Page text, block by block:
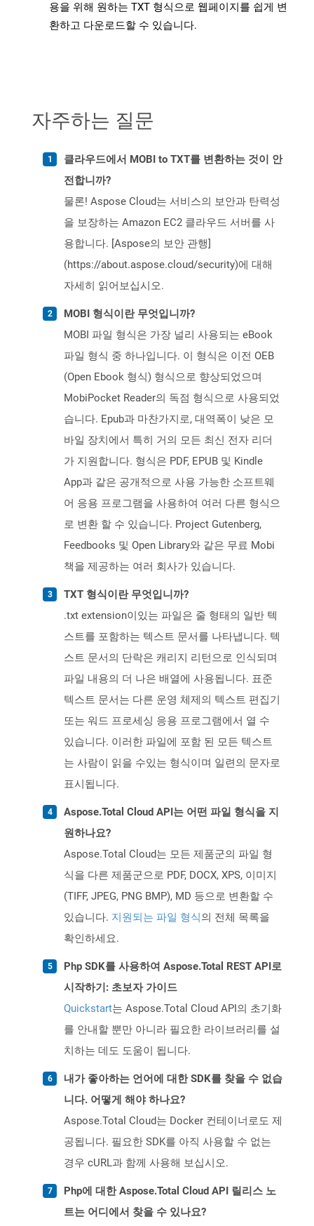
용을 위해 원하는 TXT 형식으로 웹페이지를 쉽게 변
환하고 다운로드할 수 있습니다.
자주하는 질문
클라우드에서 MOBI to TXT를 변환하는 것이 안
전합니까?
물론! Aspose Cloud는 서비스의 보안과 탄력성
을 보장하는 Amazon EC2 클라우드 서버를 사
용합니다. [Aspose의 보안 관행]
(https://about.aspose.cloud/security)에 대해
자세히 읽어보십시오.
MOBI 형식이란 무엇입니까?
MOBI 파일 형식은 가장 널리 사용되는 eBook
파일 형식 중 하나입니다. 이 형식은 이전 OEB
(Open Ebook 형식) 형식으로 향상되었으며
MobiPocket Reader의 독점 형식으로 사용되었
습니다. Epub과 마찬가지로, 대역폭이 낮은 모
바일 장치에서 특히 거의 모든 최신 전자 리더
가 지원합니다. 형식은 PDF, EPUB 및 Kindle
App과 같은 공개적으로 사용 가능한 소프트웨
어 응용 프로그램을 사용하여 여러 다른 형식으
로 변환 할 수 있습니다. Project Gutenberg,
Feedbooks 및 Open Library와 같은 무료 Mobi
책을 제공하는 여러 회사가 있습니다.
TXT 형식이란 무엇입니까?
.txt extension이있는 파일은 줄 형태의 일반 텍
스트를 포함하는 텍스트 문서를 나타냅니다. 텍
스트 문서의 단락은 캐리지 리턴으로 인식되며
파일 내용의 더 나은 배열에 사용됩니다. 표준
텍스트 문서는 다른 운영 체제의 텍스트 편집기
또는 워드 프로세싱 응용 프로그램에서 열 수
있습니다. 이러한 파일에 포함 된 모든 텍스트
는 사람이 읽을 수있는 형식이며 일련의 문자로
표시됩니다.
Aspose.Total Cloud API는 어떤 파일 형식을 지
원하나요?
Aspose.Total Cloud는 모든 제품군의 파일 형
식을 다른 제품군으로 PDF, DOCX, XPS, 이미지
(TIFF, JPEG, PNG BMP), MD 등으로 변환할 수
있습니다. 지원되는 파일 형식의 전체 목록을
확인하세요.
Php SDK를 사용하여 Aspose.Total REST API로
시작하기: 초보자 가이드
Quickstart는 Aspose.Total Cloud API의 초기화
를 안내할 뿐만 아니라 필요한 라이브러리를 설
치하는 데도 도움이 됩니다.
내가 좋아하는 언어에 대한 SDK를 찾을 수 없습
니다. 어떻게 해야 하나요?
Aspose.Total Cloud는 Docker 컨테이너로도 제
공됩니다. 필요한 SDK를 아직 사용할 수 없는
경우 cURL과 함께 사용해 보십시오.
Php에 대한 Aspose.Total Cloud API 릴리스 노
트는 어디에서 찾을 수 있나요?